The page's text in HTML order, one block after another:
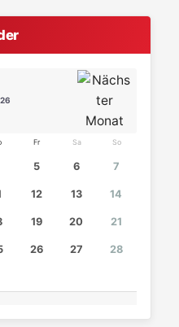
Fr Sa So
5 6 7
12 13 14
19 20 21
26 27 28